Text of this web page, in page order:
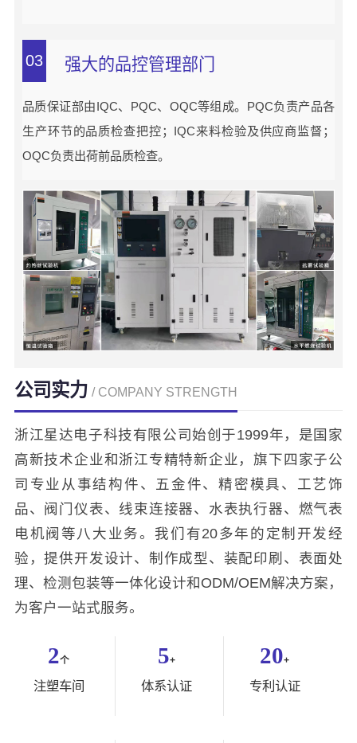
03 强大的品控管理部门
品质保证部由IQC、PQC、OQC等组成。PQC负责产品各
生产环节的品质检查把控；IQC来料检验及供应商监督；
OQC负责出荷前品质检查。
公司实力 / COMPANY STRENGTH
浙江星达电子科技有限公司始创于1999年，是国家
高新技术企业和浙江专精特新企业，旗下四家子公
司专业从事结构件、五金件、精密模具、工艺饰
品、阀门仪表、线束连接器、水表执行器、燃气表
电机阀等八大业务。我们有20多年的定制开发经
验，提供开发设计、制作成型、装配印刷、表面处
理、检测包装等一体化设计和ODM/OEM解决方案，
为客户一站式服务。
2个
注塑车间
5+
体系认证
20+
专利认证